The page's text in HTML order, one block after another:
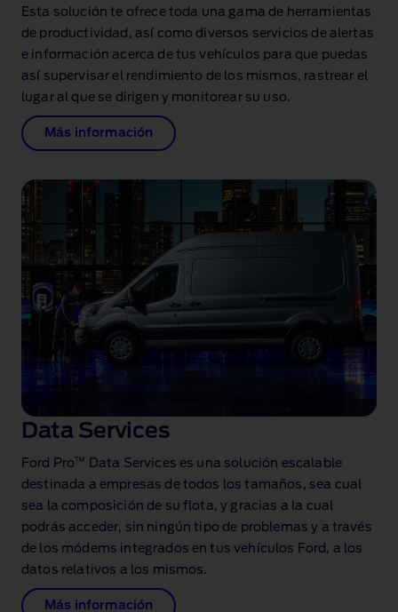
Esta solución te ofrece toda una gama de herramientas
de productividad, así como diversos servicios de alertas
e información acerca de tus vehículos para que puedas
así supervisar el rendimiento de los mismos, rastrear el
lugar al que se dirigen y monitorear su uso.
Más información
Data Services
Ford Pro TM
Data Services es una solución escalable
destinada a empresas de todos los tamaños, sea cual
sea la composición de su flota, y gracias a la cual
podrás acceder, sin ningún tipo de problemas y a través
de los módems integrados en tus vehículos Ford, a los
datos relativos a los mismos.
Más información